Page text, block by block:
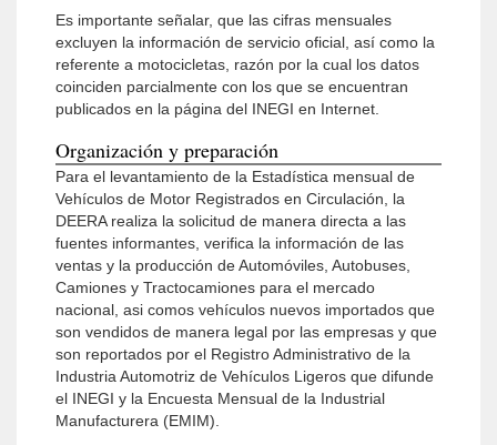
Es importante señalar, que las cifras mensuales
excluyen la información de servicio oficial, así como la
referente a motocicletas, razón por la cual los datos
coinciden parcialmente con los que se encuentran
publicados en la página del INEGI en Internet.
Organización y preparación
Para el levantamiento de la Estadística mensual de
Vehículos de Motor Registrados en Circulación, la
DEERA realiza la solicitud de manera directa a las
fuentes informantes, verifica la información de las
ventas y la producción de Automóviles, Autobuses,
Camiones y Tractocamiones para el mercado
nacional, asi comos vehículos nuevos importados que
son vendidos de manera legal por las empresas y que
son reportados por el Registro Administrativo de la
Industria Automotriz de Vehículos Ligeros que difunde
el INEGI y la Encuesta Mensual de la Industrial
Manufacturera (EMIM).